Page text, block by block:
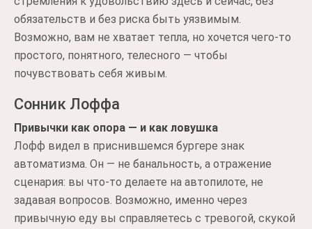
обязательств и без риска быть уязвимым.
Возможно, вам не хватает тепла, но хочется чего-то
простого, понятного, телесного — чтобы
почувствовать себя живым.
Сонник Лоффа
Привычки как опора — и как ловушка
Лофф видел в приснившемся бургере знак
автоматизма. Он — не банальность, а отражение
сценария: вы что-то делаете на автопилоте, не
задавая вопросов. Возможно, именно через
привычную еду вы справляетесь с тревогой, скукой